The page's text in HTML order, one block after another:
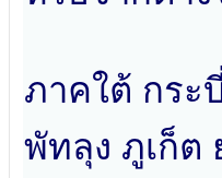
ภาคใต้ กระ
พัทลุง ภูเก็ต